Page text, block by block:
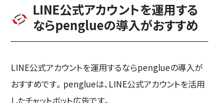
LINE公式アカウントを運用する
ならpenglueの導入がおすすめ
LINE公式アカウントを運用するならpenglueの導入が
おすすめです。penglueは、LINE公式アカウントを活用
したチャットボット広告です。